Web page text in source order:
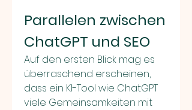
Parallelen zwischen
ChatGPT und SEO
Auf den ersten Blick mag es
überraschend erscheinen,
dass ein KI-Tool wie ChatGPT
viele Gemeinsamkeiten mit